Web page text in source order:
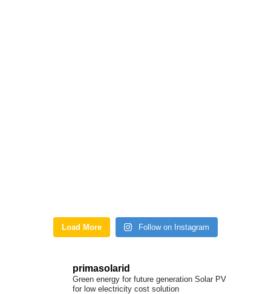
Load More Follow on Instagram
primasolarid
Green energy for future generation Solar PV
for low electricity cost solution